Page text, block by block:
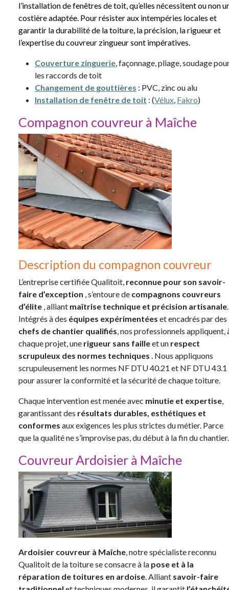
l’installation de fenêtres de toit, qu’elles nécessitent ou non
costière adaptée. Pour résister aux intempéries locales et
garantir la durabilité de la toiture, la précision, la rigueur et
l’expertise du couvreur zingueur sont impératives.
Couverture zinguerie, façonnage, pliage, soudage
les raccords de toit
Changement de gouttières : PVC, zinc ou alu
Installation de fenêtre de toit : (Vélux, Fakro)
Compagnon couvreur à Maîche
Description du compagnon couvreur
L’entreprise certifiée Qualitoit, reconnue pour son savoir-
faire d’exception , s’entoure de compagnons couvreurs
d’élite , alliant maîtrise technique et précision artisanale.
Intégrés à des équipes expérimentées et encadrés par des
chefs de chantier qualifiés, nos professionnels appliquent,
chaque projet, une rigueur sans failleet un respect
scrupuleux des normes techniques . Nous appliquons
scrupuleusement les normes NF DTU 40.21 et NF DTU 43.1
pour assurer la conformité et la sécurité de chaque toiture.
Chaque intervention est menée avec minutie et expertise,
garantissant des résultats durables, esthétiques et
conformes aux exigences les plus strictes du métier. Parce
que la qualité ne s’improvise pas, du début à la fin du chantier.
Couvreur Ardoisier à Maîche
Ardoisier couvreur à Maîche, notre spécialiste reconnu
Qualitoit de la toiture se consacre à la pose et à la
réparation de toitures en ardoise. Alliant savoir-faire